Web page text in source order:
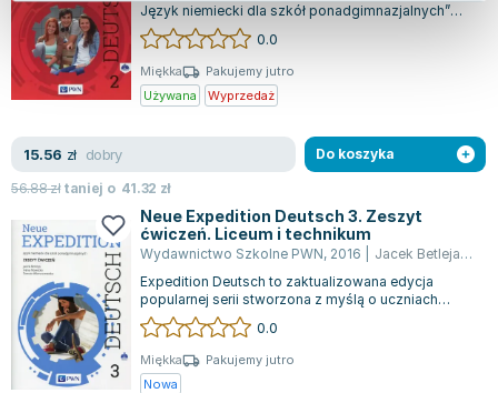
Język niemiecki dla szkół ponadgimnazjalnych”
jest idealnym wyborem dla uczniów sz...
0.0
Miękka
Pakujemy jutro
Używana
Wyprzedaż
15.56 zł dobry
56.88złtaniej o 41.32 zł
Do koszyka
Neue Expedition Deutsch 3. Zeszyt
ćwiczeń. Liceum i technikum
Wydawnictwo Szkolne PWN, 2016 Jacek Betleja
,
Expedition Deutsch to zaktualizowana edycja
popularnej serii stworzona z myślą o uczniach
szkół ponadgimnazjalnych, którzy rozpocz...
0.0
Miękka
Pakujemy jutro
Nowa